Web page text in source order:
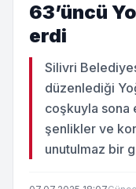
63’üncü
erdi
Silivri
düzenlediği
coşkuyla sona
şenlikler ve
unutulmaz bir